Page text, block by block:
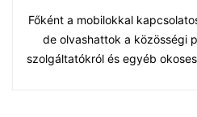
Főként a mobilokkal
de olvashattok a közösségi
szolgáltatókról és egyéb